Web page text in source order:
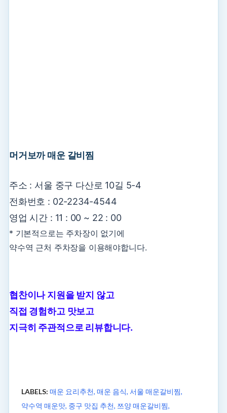
머거보까 매운 갈비찜
주소 : 서울 중구 다산로 10길 5-4
전화번호 : 02-2234-4544
영업 시간 : 11 : 00 ~ 22 : 00
* 기본적으로는 주차장이 없기에
약수역 근처 주차장을 이용해야합니다.
협찬이나 지원을 받지 않고
직접 경험하고 맛보고
지극히 주관적으로 리뷰합니다.
LABELS: 매운 요리추천 매운 음식 서울 매운갈비찜
약수역 매운맛 중구 맛집 추천 쯔양 매운갈비찜